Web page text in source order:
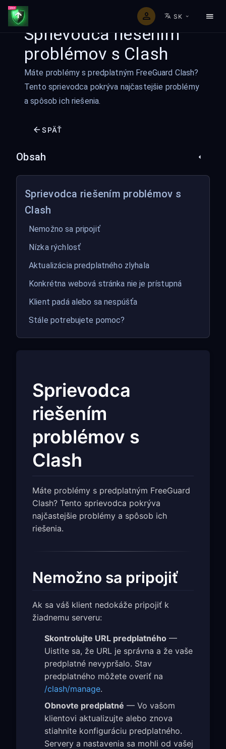
SK
Sprievodca riešením
problémov s Clash
Máte problémy s predplatným FreeGuard Clash?
Tento sprievodca pokrýva najčastejšie problémy
a spôsob ich riešenia.
SPÄŤ
Obsah
Sprievodca riešením problémov s
Clash
Nemožno sa pripojiť
Nízka rýchlosť
Aktualizácia predplatného zlyhala
Konkrétna webová stránka nie je prístupná
Klient padá alebo sa nespúšťa
Stále potrebujete pomoc?
Sprievodca
riešením
problémov s
Clash
Máte problémy s predplatným FreeGuard
Clash? Tento sprievodca pokrýva
najčastejšie problémy a spôsob ich
riešenia.
Nemožno sa pripojiť
Ak sa váš klient nedokáže pripojiť k
žiadnemu serveru:
Skontrolujte URL predplatného —
Uistite sa, že URL je správna a že vaše
predplatné nevypršalo. Stav
predplatného môžete overiť na
/clash/manage.
Obnovte predplatné — Vo vašom
klientovi aktualizujte alebo znova
stiahnite konfiguráciu predplatného.
Servery a nastavenia sa mohli od vašej